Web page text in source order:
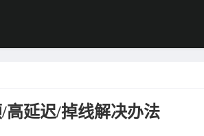
高延迟/掉线解决办法